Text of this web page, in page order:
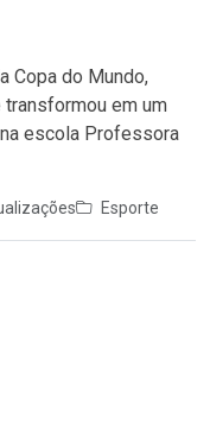
Copa do Mundo,
em um
escola Professora
Esporte